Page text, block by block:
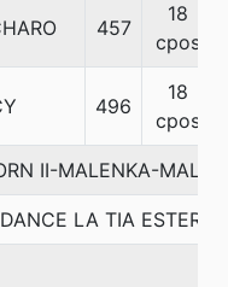
457
18
cpos
496
18
cpos
II-MALENKA-MALEK
LA TIA ESTER